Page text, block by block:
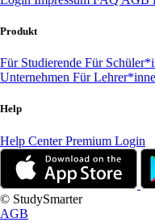
Produkt
Für Studierende Für
Unternehmen Für
Help
Help CenterPremium Login
© StudySmarter
AGB